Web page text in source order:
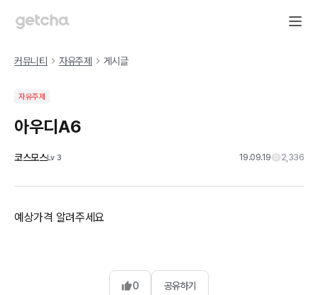
커뮤니티 자유주제 게시글
자유주제
아우디A6
코스모스Lv 3 19.09.19 2,336
예상가격 알려주세요
0 공유하기